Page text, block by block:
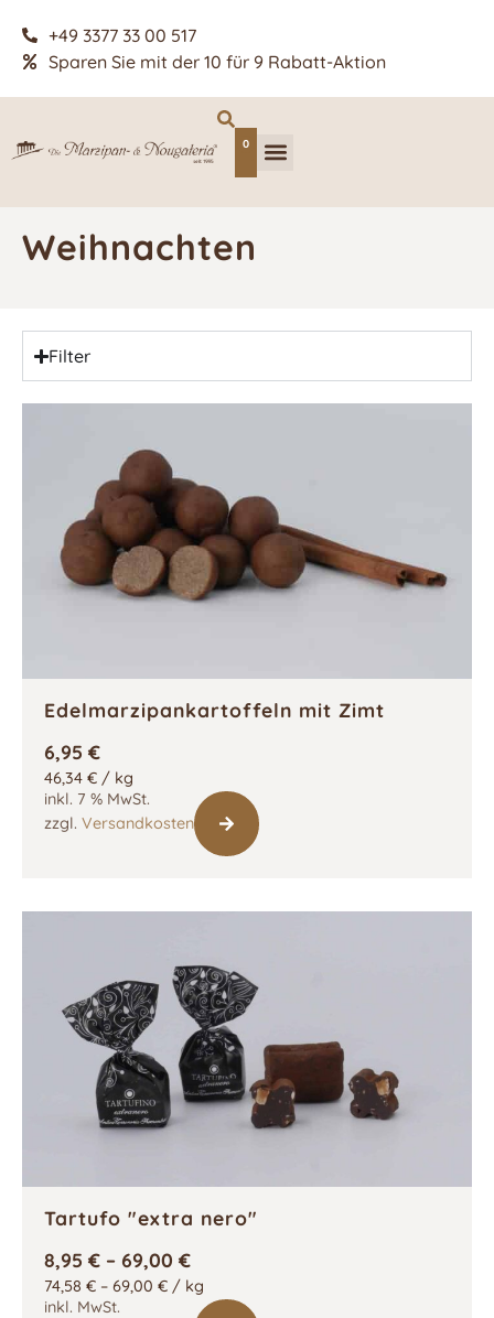
+49 3377 33 00 517
Sparen Sie mit der 10 für 9 Rabatt-Aktion
0
Weihnachten
Filter
Edelmarzipankartoffeln mit Zimt
6,95 €
46,34 € / kg
inkl. 7 % MwSt.
zzgl. Versandkosten
Tartufo "extra nero"
8,95 € – 69,00 €
74,58 € – 69,00 € / kg
inkl. MwSt.